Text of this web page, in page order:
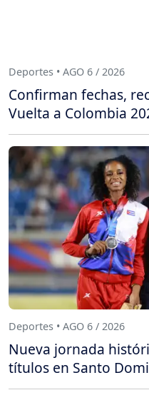
Deportes • AGO 6 / 2026
Confirman fechas,
Vuelta a Colombia
Deportes • AGO 6 / 2026
Nueva jornada
títulos en Santo